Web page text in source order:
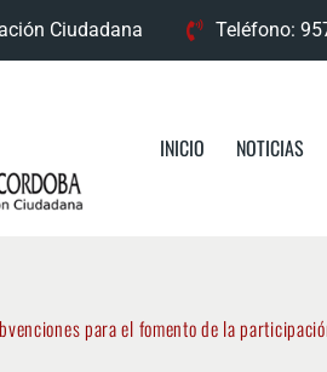
Ciudadana Teléfono:
INICIO NOTICIAS
para el fomento de la